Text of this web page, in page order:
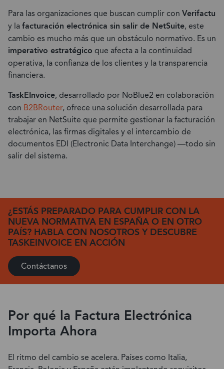
Para las organizaciones que buscan cumplir con Verifactu
y lafacturación electrónica sin salir de NetSuite, este
cambio es mucho más que un obstáculo normativo. Es un
imperativo estratégico que afecta a la continuidad
operativa, la confianza de los clientes y la transparencia
financiera.
TaskEInvoice, desarrollado por NoBlue2 en colaboración
con B2BRouter, ofrece una solución desarrollada para
trabajar en NetSuite que permite gestionar la facturación
electrónica, las firmas digitales y el intercambio de
documentos EDI (Electronic Data Interchange) —todo sin
salir del sistema.
¿ESTÁS PREPARADO PARA CUMPLIR CON LA
NUEVA NORMATIVA EN ESPAÑA O EN OTRO
PAÍS? HABLA CON NOSOTROS Y DESCUBRE
TASKEINVOICE EN ACCIÓN
Contáctanos
Por qué la Factura Electrónica
Importa Ahora
El ritmo del cambio se acelera. Países como Italia,